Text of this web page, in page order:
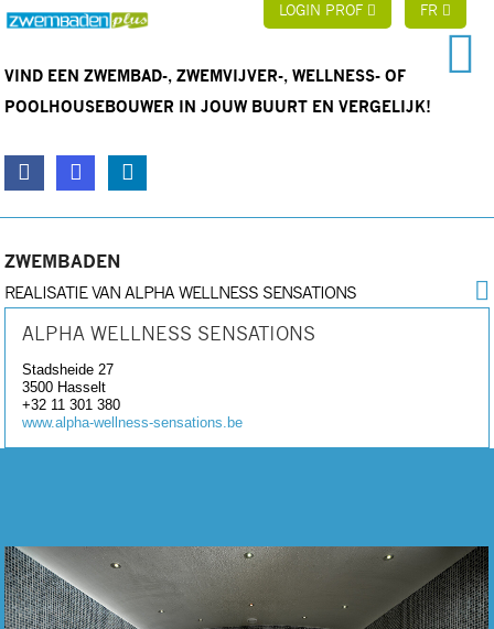
LOGIN PROF FR
VIND EEN ZWEMBAD-, ZWEMVIJVER-, WELLNESS- OF
POOLHOUSEBOUWER IN JOUW BUURT EN VERGELIJK!
ZWEMBADEN
REALISATIE VAN ALPHA WELLNESS SENSATIONS
ALPHA WELLNESS SENSATIONS
Stadsheide 27
3500 Hasselt
+32 11 301 380
www.alpha-wellness-sensations.be